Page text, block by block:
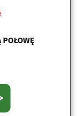
POŁOWĘ